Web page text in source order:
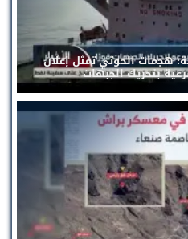
هجمات الحوثي تمثل إعلان
بتحريك الجبهات